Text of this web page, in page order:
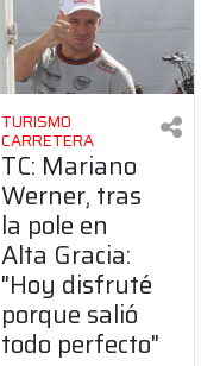
TURISMO
CARRETERA
TC: Mariano
Werner, tras
la pole en
Alta Gracia:
"Hoy disfruté
porque salió
todo perfecto"